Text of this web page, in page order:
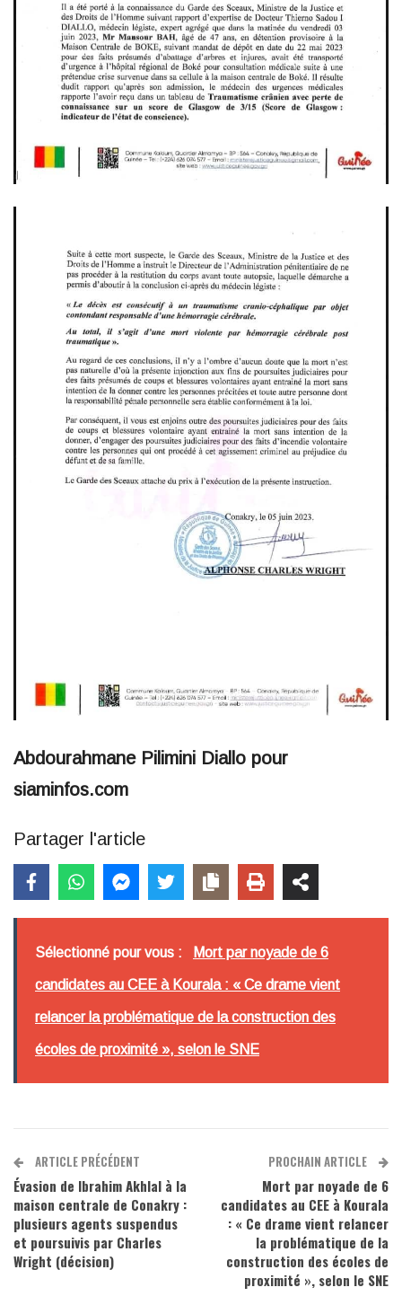
Abdourahmane Pilimini Diallo pour
siaminfos.com
Partager l'article
Sélectionné pour vous : Mort par noyade de 6
candidates au CEE à Kourala : « Ce drame vient
relancer la problématique de la construction des
écoles de proximité », selon le SNE
ARTICLE PRÉCÉDENT
Évasion de Ibrahim Akhlal à la
maison centrale de Conakry :
plusieurs agents suspendus
et poursuivis par Charles
Wright (décision)
PROCHAIN ARTICLE
Mort par noyade de 6
candidates au CEE à Kourala
: « Ce drame vient relancer
la problématique de la
construction des écoles de
proximité », selon le SNE